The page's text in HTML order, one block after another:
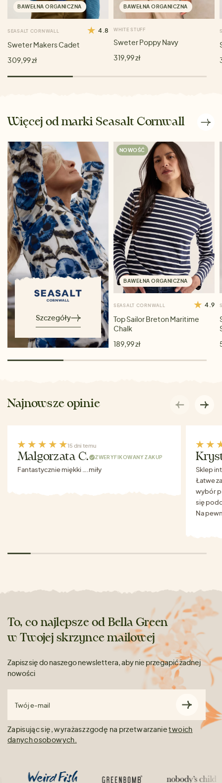
BAWEŁNA ORGANICZNA
SEASALT CORNWALL 4.8
Sweter Makers Cadet
309,99 zł
BAWEŁNA ORGANICZNA
WHITE STUFF
Sweter Poppy Navy
319,99 zł
Więcej od marki Seasalt Cornwall
Szczegóły
NOWOŚĆ
BAWEŁNA ORGANICZNA
SEASALT CORNWALL 4.9
Top Sailor Breton Maritime
Chalk
189,99 zł
Najnowsze opinie
15 dni temu
Malgorzata C. ZWERYFIKOWANY ZAKUP
Fantastycznie miękki ….miły
Sklep
Łatwe
wybór
się
Na
To, co najlepsze od Bella Green
w Twojej skrzynce mailowej
Zapisz się do naszego newslettera, aby nie przegapić żadnej
nowości
Twój e-mail
Zapisując się, wyrażasz zgodę na przetwarzanietwoich
danych osobowych.